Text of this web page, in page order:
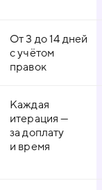
От 3 до 14 дней
с учётом
правок
Каждая
итерация —
за доплату
и время